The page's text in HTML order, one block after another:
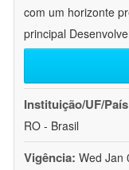
com um horizonte
principal
Instituição/UF/
RO - Brasil
Vigência: Wed Jan